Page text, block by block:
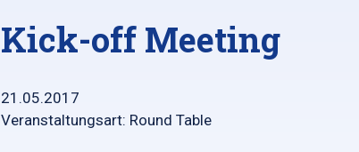
Kick-off Meeting
21.05.2017
Veranstaltungsart: Round Table